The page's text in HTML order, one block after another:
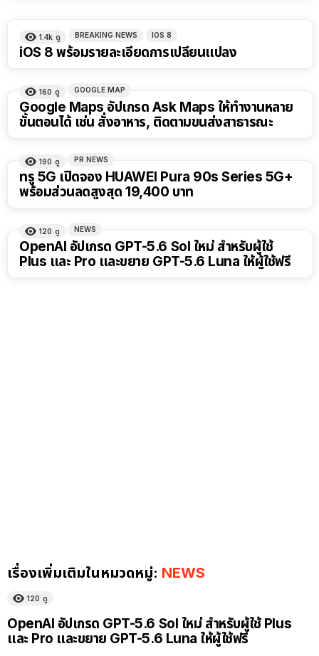
1.4k ดู BREAKING NEWS IOS 8
iOS 8 พร้อมรายละเอียดการเปลี่ยนแปลง
160 ดู GOOGLE MAP
Google Maps อัปเกรด Ask Maps ให้ทำงานหลาย
ขั้นตอนได้ เช่น สั่งอาหาร, ติดตามขนส่งสาธารณะ
190 ดู PR NEWS
ทรู 5G เปิดจอง HUAWEI Pura 90s Series 5G+
พร้อมส่วนลดสูงสุด 19,400 บาท
120 ดู NEWS
OpenAI อัปเกรด GPT-5.6 Sol ใหม่ สำหรับผู้ใช้
Plus และ Pro และขยาย GPT-5.6 Luna ให้ผู้ใช้ฟรี
เรื่องเพิ่มเติมในหมวดหมู่: NEWS
120 ดู
OpenAI อัปเกรด GPT-5.6 Sol ใหม่ สำหรับผู้ใช้ Plus
และ Pro และขยาย GPT-5.6 Luna ให้ผู้ใช้ฟรี